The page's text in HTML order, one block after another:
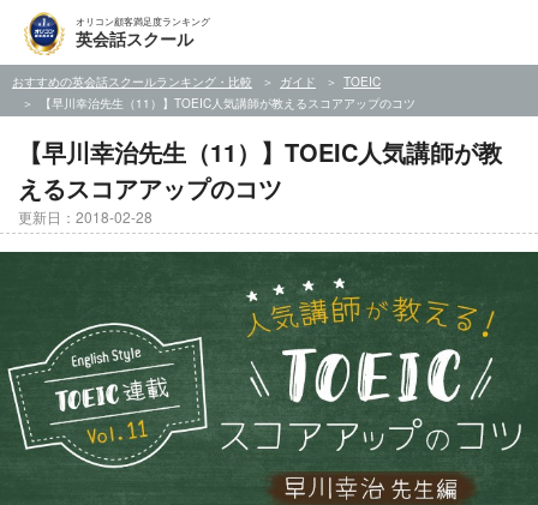
オリコン顧客満足度ランキング
英会話スクール
おすすめの英会話スクールランキング・比較 ガイド
TOEIC
【早川幸治先生（11）】TOEIC人気講師が教えるスコアアップのコツ
【早川幸治先生（11）】TOEIC人気講師が教
えるスコアアップのコツ
更新日：2018-02-28